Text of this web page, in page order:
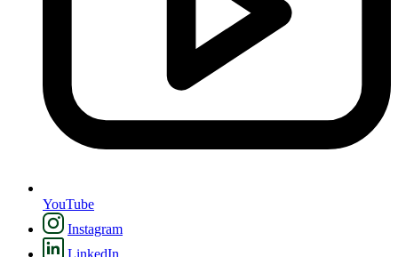
YouTube
Instagram